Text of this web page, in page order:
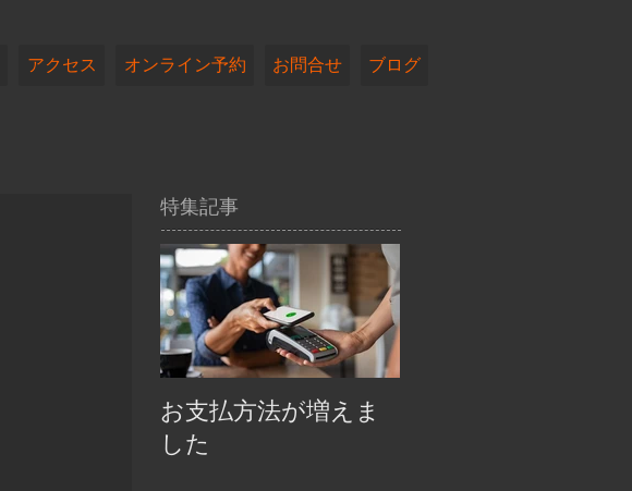
アクセス オンライン予約 お問合せ ブログ
特集記事
お支払方法が増えま
した